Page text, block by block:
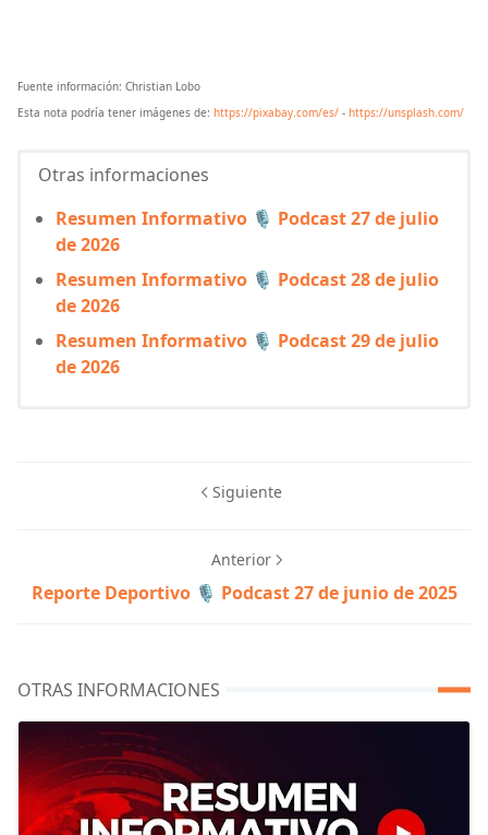
Fuente información: Christian Lobo
Esta nota podría tener imágenes de: https://pixabay.com/es/ - https://unsplash.com/
Otras informaciones
Resumen Informativo 🎙️ Podcast 27 de julio
de 2026
Resumen Informativo 🎙️ Podcast 28 de julio
de 2026
Resumen Informativo 🎙️ Podcast 29 de julio
de 2026
Siguiente
Anterior
​Reporte Deportivo 🎙️ Podcast 27 de junio de 2025
OTRAS INFORMACIONES